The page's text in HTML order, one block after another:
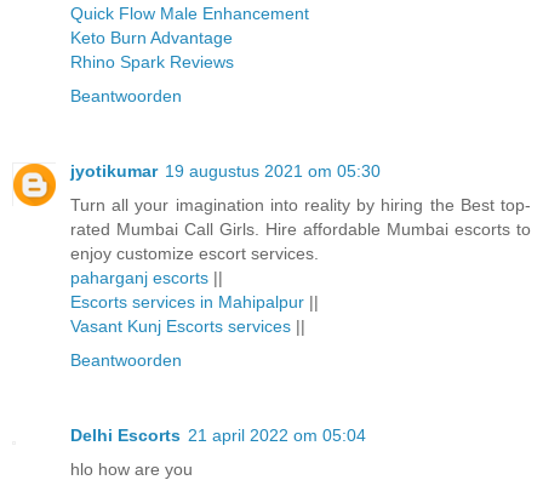
Quick Flow Male Enhancement
Keto Burn Advantage
Rhino Spark Reviews
Beantwoorden
jyotikumar 19 augustus 2021 om 05:30
Turn all your imagination into reality by hiring the Best top-
rated Mumbai Call Girls. Hire affordable Mumbai escorts to
enjoy customize escort services.
paharganj escorts ||
Escorts services in Mahipalpur ||
Vasant Kunj Escorts services ||
Beantwoorden
Delhi Escorts 21 april 2022 om 05:04
hlo how are you